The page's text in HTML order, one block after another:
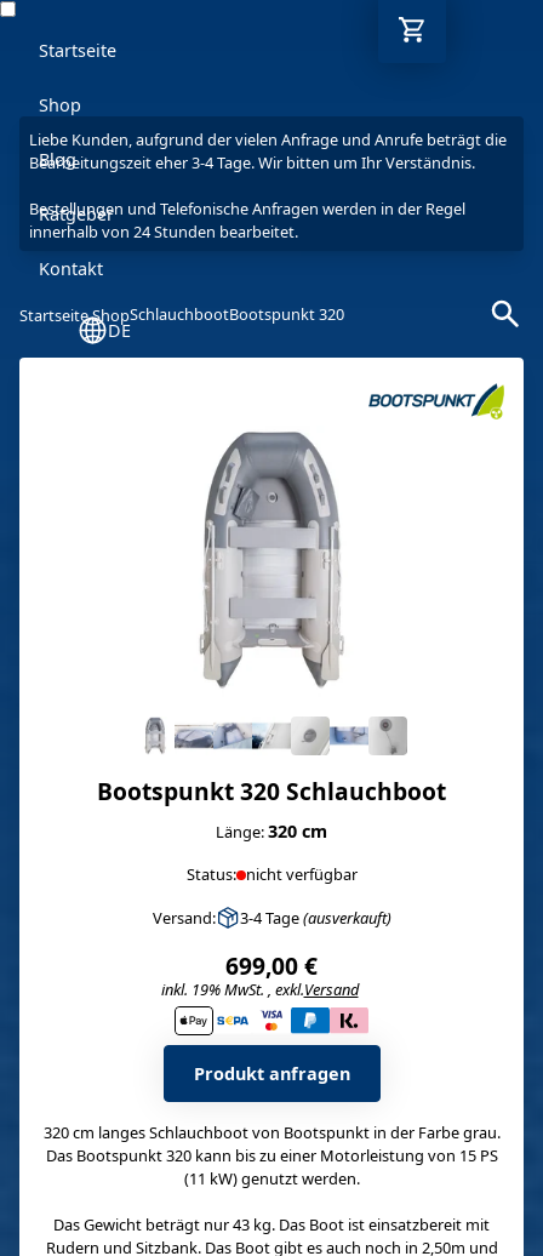
Startseite
Shop
Blog
Ratgeber
Kontakt
DE
Liebe Kunden, aufgrund der vielen Anfrage und Anrufe beträgt die
Bearbeitungszeit eher 3-4 Tage. Wir bitten um Ihr Verständnis.
Bestellungen und Telefonische Anfragen werden in der Regel
innerhalb von 24 Stunden bearbeitet.
Startseite ShopSchlauchbootBootspunkt 320
Bootspunkt 320 Schlauchboot
Länge:320 cm
Status: nicht verfügbar
Versand:
3-4 Tage(ausverkauft)
699,00 €
inkl. 19% MwSt. , exkl.Versand
Produkt anfragen
320 cm langes Schlauchboot von Bootspunkt in der Farbe grau.
Das Bootspunkt 320 kann bis zu einer Motorleistung von 15 PS
(11 kW) genutzt werden.
Das Gewicht beträgt nur 43 kg. Das Boot ist einsatzbereit mit
Rudern und Sitzbank. Das Boot gibt es auch noch in 2,50m und